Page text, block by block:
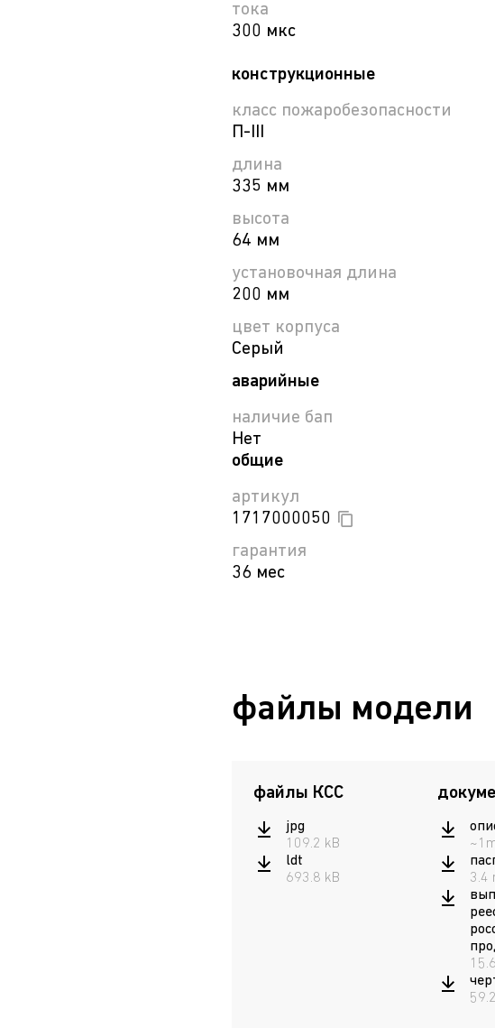
тока
300 мкс
конструкционные
класс пожаробезопасности
П-ІІІ
длина
335 мм
высота
64 мм
установочная длина
200 мм
цвет корпуса
Серый
аварийные
наличие бап
Нет
общие
артикул
1717000050
гарантия
36 мес
файлы модели
файлы КСС
jpg
109.2 kB
ldt
693.8 kB
3.4